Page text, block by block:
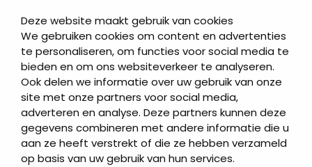
Deze website maakt gebruik van cookies
We gebruiken cookies om content en advertenties
te personaliseren, om functies voor social media te
bieden en om ons websiteverkeer te analyseren.
Ook delen we informatie over uw gebruik van onze
site met onze partners voor social media,
adverteren en analyse. Deze partners kunnen deze
gegevens combineren met andere informatie die u
aan ze heeft verstrekt of die ze hebben verzameld
op basis van uw gebruik van hun services.
Letterplaten
Grafzerken kopen
Direct naar
Grafstenen
As artikelen
Urngrafmonumenten